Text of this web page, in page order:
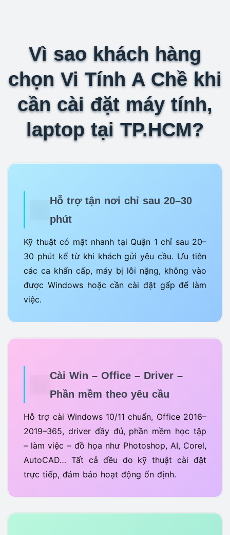
Vì sao khách hàng
chọn Vi Tính A Chề khi
cần cài đặt máy tính,
laptop tại TP.HCM?
Hỗ trợ tận nơi chỉ sau 20–30
phút
Kỹ thuật có mặt nhanh tại Quận 1 chỉ sau 20–
30 phút kể từ khi khách gửi yêu cầu. Ưu tiên
các ca khẩn cấp, máy bị lỗi nặng, không vào
được Windows hoặc cần cài đặt gấp để làm
việc.
Cài Win – Office – Driver –
Phần mềm theo yêu cầu
Hỗ trợ cài Windows 10/11 chuẩn, Office 2016–
2019–365, driver đầy đủ, phần mềm học tập
– làm việc – đồ họa như Photoshop, AI, Corel,
AutoCAD… Tất cả đều do kỹ thuật cài đặt
trực tiếp, đảm bảo hoạt động ổn định.